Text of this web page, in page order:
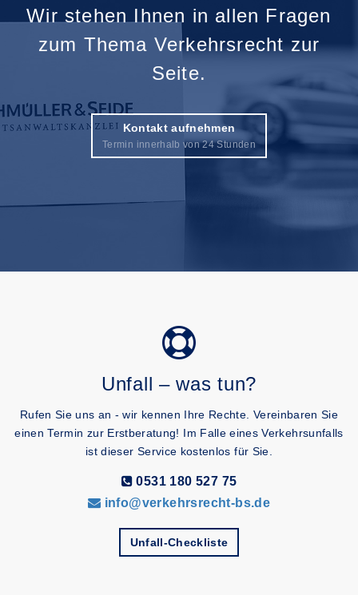
Wir stehen Ihnen in allen Fragen
zum Thema Verkehrsrecht zur
Seite.
Kontakt aufnehmen
Termin innerhalb von 24 Stunden
Unfall – was tun?
Rufen Sie uns an - wir kennen Ihre Rechte. Vereinbaren Sie
einen Termin zur Erstberatung! Im Falle eines Verkehrsunfalls
ist dieser Service kostenlos für Sie.
0531 180 527 75
info@verkehrsrecht-bs.de
Unfall-Checkliste